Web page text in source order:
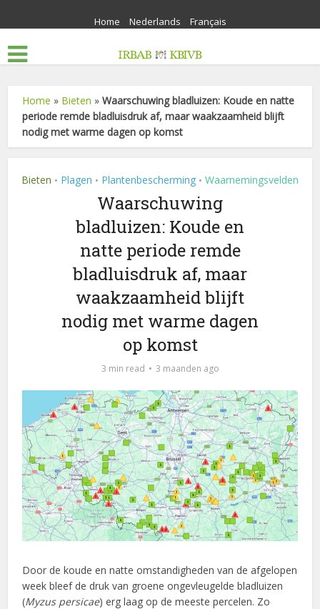
Home Nederlands Français
Home » Bieten »Waarschuwing bladluizen: Koude en natte
periode remde bladluisdruk af, maar waakzaamheid blijft
nodig met warme dagen op komst
Bieten • Plagen • Plantenbescherming • Waarnemingsvelden
Waarschuwing
bladluizen: Koude en
natte periode remde
bladluisdruk af, maar
waakzaamheid blijft
nodig met warme dagen
op komst
3 min read 3 maanden ago
Door de koude en natte omstandigheden van de afgelopen
week bleef de druk van groene ongevleugelde bladluizen
(Myzus persicae) erg laag op de meeste percelen. Zo